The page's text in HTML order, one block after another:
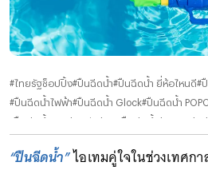
#ไทยรัฐช็อปปิ้ง#ปืนฉีดน้ำ#ปืนฉีดน้ำ ยี่ห้อไหนดี#
#ปืนฉีดน้ำไฟฟ้า#ปืนฉีดน้ำ Glock#ปืนฉีดน้ำ
#ปืนฉีดน้ำ Rachasri Shop #ปืนฉีดน้ำ
#ปืนฉีดน้ำ Mercury02#ปืนฉีดน้ำ ราคา#ปืนฉีดน้ำ
“ปืนฉีดน้ำ”ไอเทมคู่ใจในช่วงเทศก